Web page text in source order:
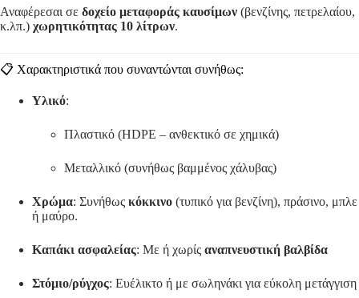
Αναφέρεσαι σε δοχείο μεταφοράς καυσίμων (βενζίνης, πετρελαίου,
κ.λπ.) χωρητικότητας 10 λίτρων.
📋 Χαρακτηριστικά που συναντώνται συνήθως:
Υλικό:
Πλαστικό (HDPE – ανθεκτικό σε χημικά)
Μεταλλικό (συνήθως βαμμένος χάλυβας)
Χρώμα: Συνήθως κόκκινο (τυπικό για βενζίνη), πράσινο, μπλε
ή μαύρο.
Καπάκι ασφαλείας: Με ή χωρίς αναπνευστική βαλβίδα
Στόμιο/ρύγχος: Ευέλικτο ή με σωληνάκι για εύκολη μετάγγιση